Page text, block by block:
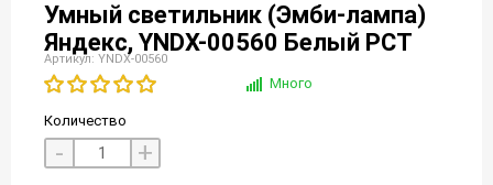
Умный светильник (Эмби-лампа)
Яндекс, YNDX-00560 Белый РСТ
Артикул: YNDX-00560
Много
Количество
- +